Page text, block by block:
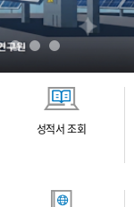
성적서 조회